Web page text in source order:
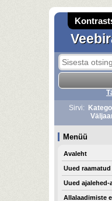
Sirvi:
Menüü
Avaleht
Uued raamatud
Uued ajalehed-
Allalaadimiste